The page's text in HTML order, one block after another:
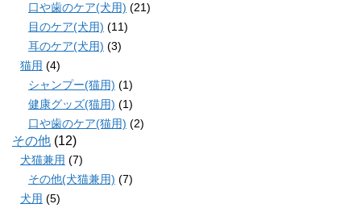
口や歯のケア(犬用) (21)
目のケア(犬用) (11)
耳のケア(犬用) (3)
猫用 (4)
シャンプー(猫用) (1)
健康グッズ(猫用) (1)
口や歯のケア(猫用) (2)
その他 (12)
犬猫兼用 (7)
その他(犬猫兼用) (7)
犬用 (5)